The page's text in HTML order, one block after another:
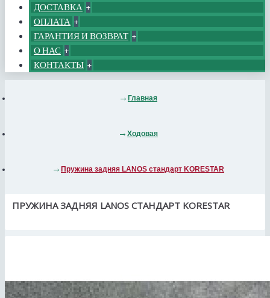
ДОСТАВКА +
ОПЛАТА +
ГАРАНТИЯ И ВОЗВРАТ +
О НАС +
КОНТАКТЫ +
Главная
Ходовая
Пружина задняя LANOS стандарт KORESTAR
ПРУЖИНА ЗАДНЯЯ LANOS СТАНДАРТ KORESTAR